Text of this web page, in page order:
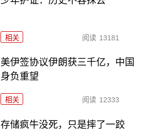
相关 阅读 13181
美伊签协议伊朗获三千亿，中国
身负重望
相关 阅读 12333
存储疯牛没死，只是摔了一跤